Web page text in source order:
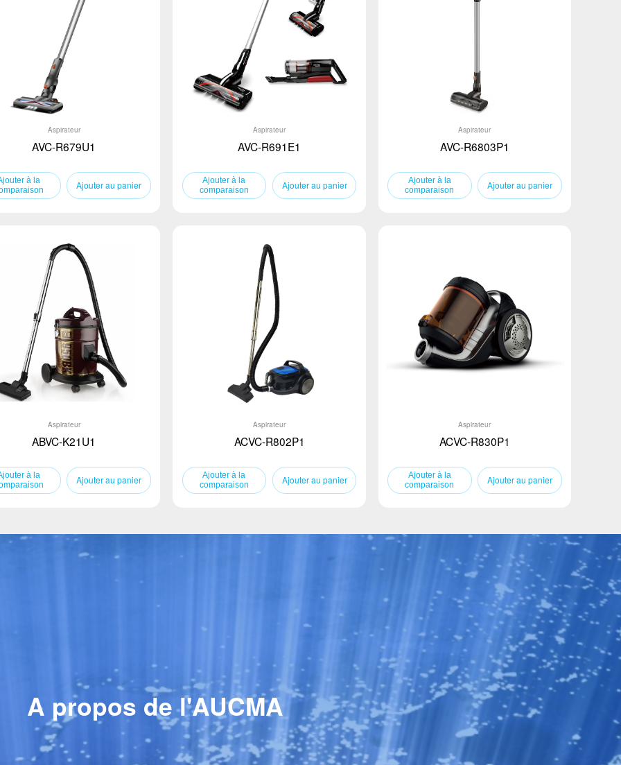
Aspirateur
AVC-R679U1
Ajouter au panier
Aspirateur
AVC-R691E1
Ajouter au panier
Aspirateur
AVC-R6803P1
Ajouter au panier
Aspirateur
ABVC-K21U1
Ajouter au panier
Aspirateur
ACVC-R802P1
Ajouter au panier
Aspirateur
ACVC-R830P1
Ajouter au panier
A propos de l'AUCMA